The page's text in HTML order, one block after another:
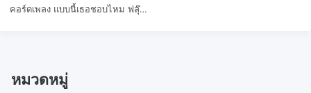
คอร์ดเพลง แบบนี้เธอชอบไหม ฟลุ๊…
หมวดหมู่